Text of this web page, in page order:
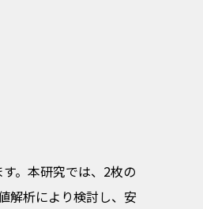
。本研究では、2枚の
解析により検討し、安